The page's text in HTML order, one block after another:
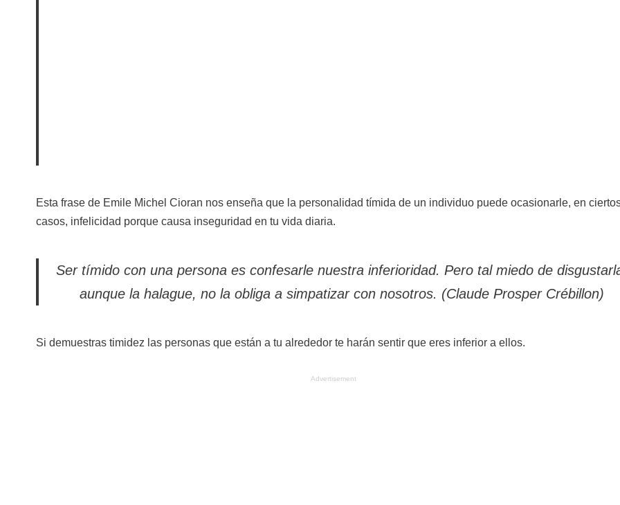
Esta frase de Emile Michel Cioran nos enseña que la personalidad tímida de un individuo puede ocasionarle, en
casos, infelicidad porque causa inseguridad en tu vida diaria.
Ser tímido con una persona es confesarle nuestra inferioridad. Pero tal miedo de
aunque la halague, no la obliga a simpatizar con nosotros. (Claude Prosper Crébillon)
Si demuestras timidez las personas que están a tu alrededor te harán sentir que eres inferior a ellos.
Advertisement